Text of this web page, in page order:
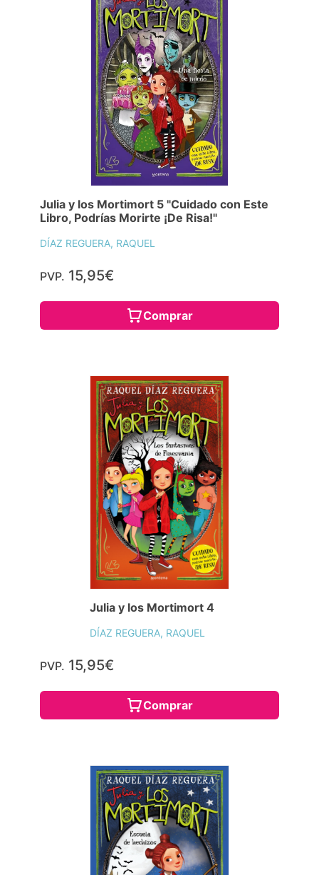
Julia y los Mortimort 5 "Cuidado con Este
Libro, Podrías Morirte ¡De Risa!"
DÍAZ REGUERA, RAQUEL
PVP. 15,95€
Comprar
Julia y los Mortimort 4
DÍAZ REGUERA, RAQUEL
PVP. 15,95€
Comprar